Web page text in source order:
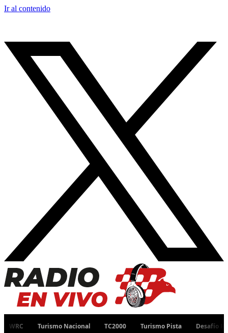
Ir al contenido
Turismo Nacional TC2000 Turismo Pista Desafío Ruta 40